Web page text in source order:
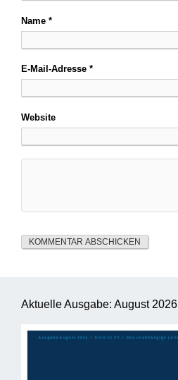
Name *
E-Mail-Adresse *
Website
Aktuelle Ausgabe: August 2026